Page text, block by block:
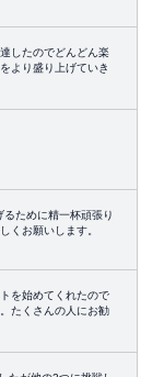
したのでどんどん楽
より盛り上げていき
ために精一杯頑張り
くお願いします。
を始めてくれたので
たくさんの人にお勧